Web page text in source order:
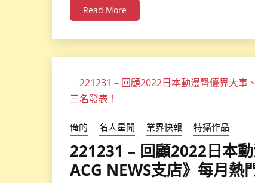
Read More
俺的 名人星聞 業界快報 特攝作品
221231 – 回顧2022日本
ACG NEWS支店》每月熱